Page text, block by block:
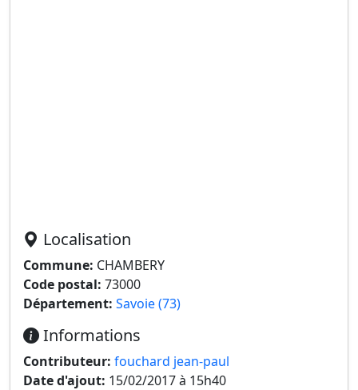
Localisation
Commune: CHAMBERY
Code postal: 73000
Département: Savoie (73)
Informations
Contributeur: fouchard jean-paul
Date d'ajout: 15/02/2017 à 15h40